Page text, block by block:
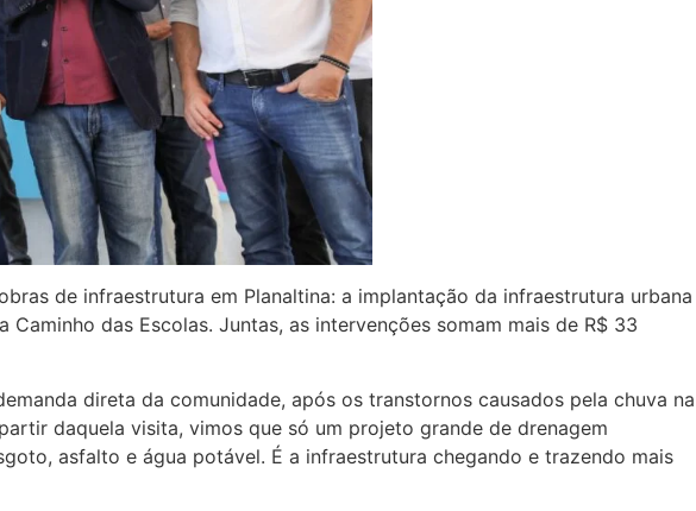
de infraestrutura em Planaltina: a implantação da infraestrutura urbana
das Escolas. Juntas, as intervenções somam mais de R$ 33
direta da comunidade, após os transtornos causados pela chuva na
daquela visita, vimos que só um projeto grande de drenagem
asfalto e água potável. É a infraestrutura chegando e trazendo mais